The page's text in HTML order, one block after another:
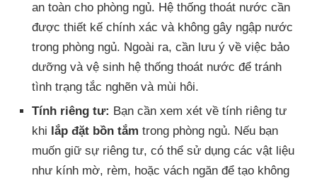
an toàn cho phòng ngủ. Hệ thống thoát nước cần
được thiết kế chính xác và không gây ngập nước
trong phòng ngủ. Ngoài ra, cần lưu ý về việc bảo
dưỡng và vệ sinh hệ thống thoát nước để tránh
tình trạng tắc nghẽn và mùi hôi.
Tính riêng tư: Bạn cần xem xét về tính riêng tư
khi lắp đặt bồn tắm trong phòng ngủ. Nếu bạn
muốn giữ sự riêng tư, có thể sử dụng các vật liệu
như kính mờ, rèm, hoặc vách ngăn để tạo không